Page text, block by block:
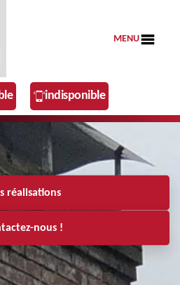
MENU
indisponible
réalisations
nous !